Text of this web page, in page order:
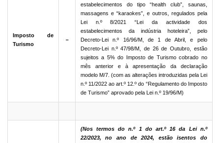
Imposto de
Turismo
－
estabelecimentos do tipo “health club”, saunas,
massagens e “karaokes”, e outros, regulados pela
Lei n.º 8/2021 “Lei da actividade dos
estabelecimentos da indústria hoteleira”, pelo
Decreto-Lei n.º 16/96/M, de 1 de Abril, e pelo
Decreto-Lei n.º 47/98/M, de 26 de Outubro, estão
sujeitos a 5% do Imposto de Turismo cobrado no
mês anterior e à apresentação da declaração
modelo M/7. (com as alterações introduzidas pela Lei
n.º 11/2022 ao art.º 12.º do “Regulamento do Imposto
de Turismo” aprovado pela Lei n.º 19/96/M)
(Nos termos do n.º 1 do art.º 16 da Lei n.º
22/2023, no ano de 2024, estão isentos do